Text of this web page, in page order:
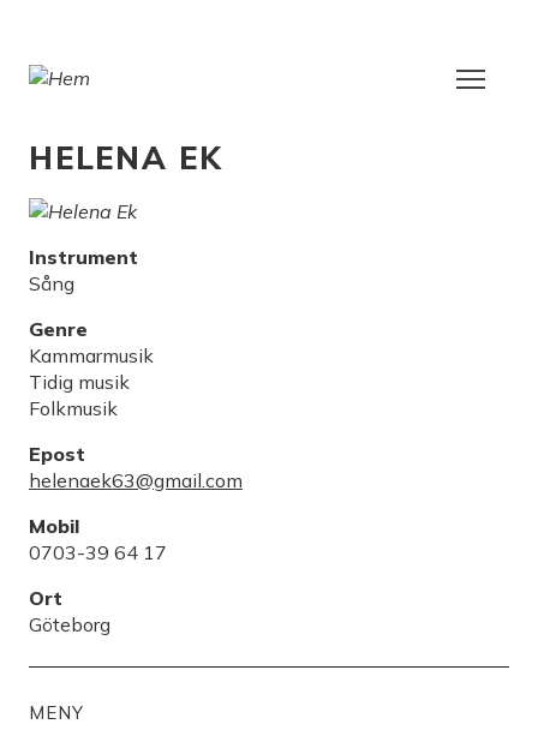
huvudinnehåll
HELENA EK
Instrument
Sång
Genre
Kammarmusik
Tidig musik
Folkmusik
Epost
helenaek63@gmail.com
Mobil
0703-39 64 17
Ort
Göteborg
MENY